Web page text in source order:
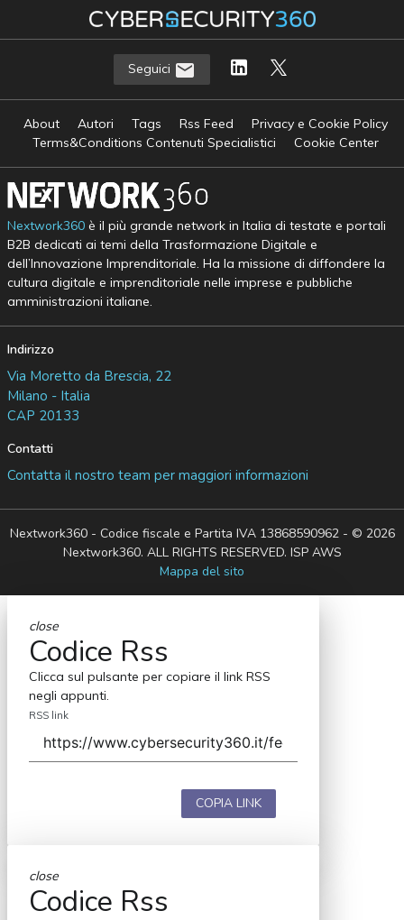
Seguici
About Autori Tags Rss Feed
Privacy e Cookie Policy
Terms&Conditions Contenuti Specialistici
Cookie Center
Nextwork360è il più grande network in Italia di testate e portali
B2B dedicati ai temi della Trasformazione Digitale e
dell’Innovazione Imprenditoriale. Ha la missione di diffondere la
cultura digitale e imprenditoriale nelle imprese e pubbliche
amministrazioni italiane.
Indirizzo
Via Moretto da Brescia, 22
Milano - Italia
CAP 20133
Contatti
Contatta il nostro team per maggiori informazioni
Nextwork360 - Codice fiscale e Partita IVA 13868590962 - © 2026
Nextwork360. ALL RIGHTS RESERVED. ISP AWS
Mappa del sito
close
Codice Rss
Clicca sul pulsante per copiare il link RSS
negli appunti.
RSS link
COPIA LINK
close
Codice Rss